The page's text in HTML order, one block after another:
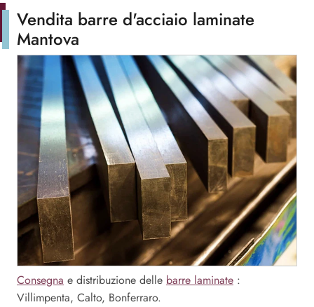
Vendita barre d'acciaio laminate
Mantova
Consegna e distribuzione delle barre laminate :
Villimpenta, Calto, Bonferraro.